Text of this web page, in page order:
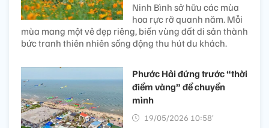
Ninh Bình sở hữu các mùa
hoa rực rỡ quanh năm. Mỗi
mùa mang một vẻ đẹp riêng, biến vùng đất di sản thành
bức tranh thiên nhiên sống động thu hút du khách.
Phước Hải đứng trước “thời
điểm vàng” để chuyển
mình
19/05/2026 10:58’